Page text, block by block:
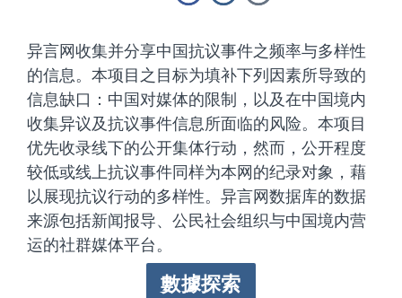
异言网收集并分享中国抗议事件之频率与多样性
的信息。本项目之目标为填补下列因素所导致的
信息缺口：中国对媒体的限制，以及在中国境内
收集异议及抗议事件信息所面临的风险。本项目
优先收录线下的公开集体行动，然而，公开程度
较低或线上抗议事件同样为本网的纪录对象，藉
以展现抗议行动的多样性。异言网数据库的数据
来源包括新闻报导、公民社会组织与中国境内营
运的社群媒体平台。
數據探索